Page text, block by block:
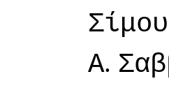
Σίμoυ
Α.